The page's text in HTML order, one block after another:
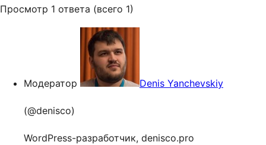
Просмотр 1 ответа (всего 1)
Модератор Denis Yanchevskiy
(@denisco)
WordPress-разработчик, denisco.pro